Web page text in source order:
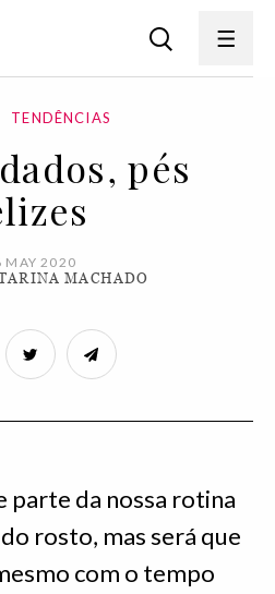
TENDÊNCIAS
pés
MAY 2020
MACHADO
parte da nossa rotina
rosto, mas será que
com o tempo